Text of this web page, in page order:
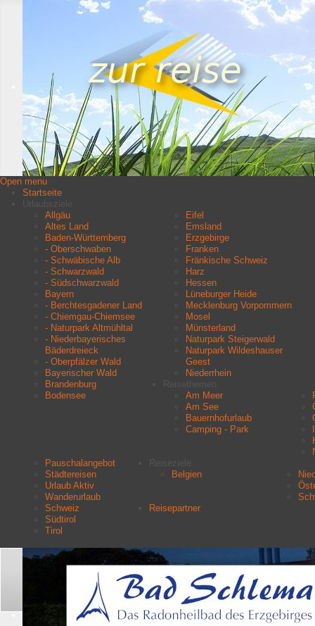
Open menu
Startseite
Allgäu
Altes Land
Baden-Württemberg
- Oberschwaben
- Schwäbische Alb
- Schwarzwald
- Südschwarzwald
Bayern
- Berchtesgadener Land
- Chiemgau-Chiemsee
- Naturpark Altmühltal
- Niederbayerisches
Bäderdreieck
- Oberpfälzer Wald
Bayerischer Wald
Brandenburg
Bodensee
Eifel
Emsland
Erzgebirge
Franken
Fränkische Schweiz
Harz
Hessen
Lüneburger Heide
Mecklenburg Vorpommern
Mosel
Münsterland
Naturpark Steigerwald
Naturpark Wildeshauser
Geest
Niederrhein
Am Meer
Am See
Bauernhofurlaub
Camping - Park
Pauschalangebot
Städtereisen
Urlaub Aktiv
Wanderurlaub
Belgien
Schweiz
Südtirol
Tirol
Reisepartner
Aktuelle Seite:Startseite Urlaubsziele Harz
Suchen